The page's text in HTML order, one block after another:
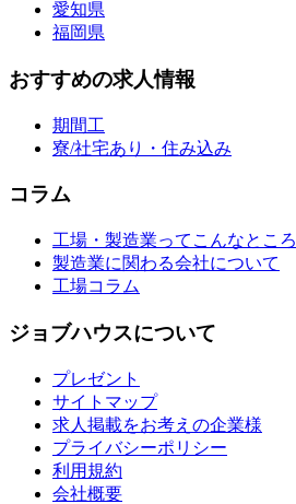
愛知県
福岡県
おすすめの求人情報
期間工
寮/社宅あり・住み込み
コラム
工場・製造業ってこんなところ
製造業に関わる会社について
工場コラム
ジョブハウスについて
プレゼント
サイトマップ
求人掲載をお考えの企業様
プライバシーポリシー
利用規約
会社概要